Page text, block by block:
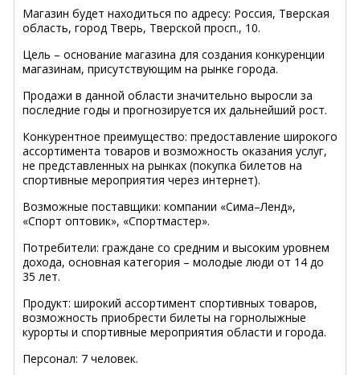
Магазин будет находиться по адресу: Россия, Тверская
область, город Тверь, Тверской просп., 10.
Цель – основание магазина для создания конкуренции
магазинам, присутствующим на рынке города.
Продажи в данной области значительно выросли за
последние годы и прогнозируется их дальнейший рост.
Конкурентное преимущество: предоставление широкого
ассортимента товаров и возможность оказания услуг,
не представленных на рынках (покупка билетов на
спортивные мероприятия через интернет).
Возможные поставщики: компании «Сима–Ленд»,
«Спорт оптовик», «Спортмастер».
Потребители: граждане со средним и высоким уровнем
дохода, основная категория – молодые люди от 14 до
35 лет.
Продукт: широкий ассортимент спортивных товаров,
возможность приобрести билеты на горнолыжные
курорты и спортивные мероприятия области и города.
Персонал: 7 человек.